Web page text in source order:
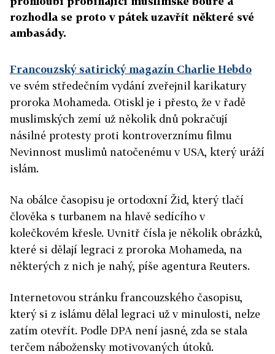
rozhodla se proto v pátek uzavřít některé své
ambasády.
Francouzský satirický magazín Charlie Hebdo
ve svém středečním vydání zveřejnil karikatury
proroka Mohameda. Otiskl je i přesto, že v řadě
muslimských zemí už několik dnů pokračují
násilné protesty proti kontroverznímu filmu
Nevinnost muslimů natočenému v USA, který uráží
islám.
Na obálce časopisu je ortodoxní Žid, který tlačí
člověka s turbanem na hlavě sedícího v
kolečkovém křesle. Uvnitř čísla je několik obrázků,
které si dělají legraci z proroka Mohameda, na
některých z nich je nahý, píše agentura Reuters.
Internetovou stránku francouzského časopisu,
který si z islámu dělal legraci už v minulosti, nelze
zatím otevřít. Podle DPA není jasné, zda se stala
terčem nábožensky motivovaných útoků.